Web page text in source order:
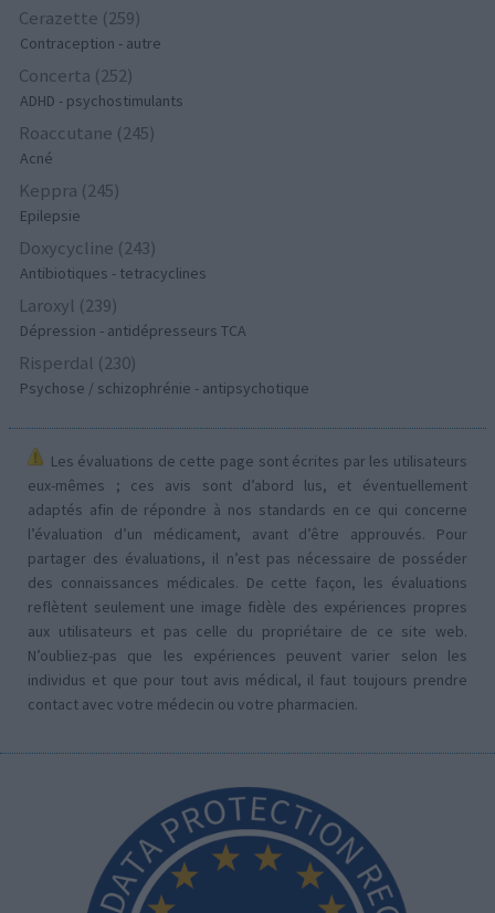
Cerazette (259)
Contraception - autre
Concerta (252)
ADHD - psychostimulants
Roaccutane (245)
Acné
Keppra (245)
Epilepsie
Doxycycline (243)
Antibiotiques - tetracyclines
Laroxyl (239)
Dépression - antidépresseurs TCA
Risperdal (230)
Psychose / schizophrénie - antipsychotique
Les évaluations de cette page sont écrites par les utilisateurs
eux-mêmes ; ces avis sont d’abord lus, et éventuellement
adaptés afin de répondre à nos standards en ce qui concerne
l’évaluation d’un médicament, avant d’être approuvés. Pour
partager des évaluations, il n’est pas nécessaire de posséder
des connaissances médicales. De cette façon, les évaluations
reflètent seulement une image fidèle des expériences propres
aux utilisateurs et pas celle du propriétaire de ce site web.
N’oubliez-pas que les expériences peuvent varier selon les
individus et que pour tout avis médical, il faut toujours prendre
contact avec votre médecin ou votre pharmacien.